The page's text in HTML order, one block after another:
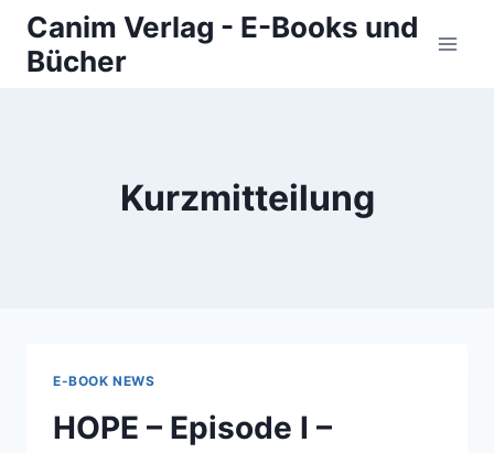
Zum
Inhalt
springen
Canim Verlag - E-Books und
Bücher
Kurzmitteilung
E-BOOK NEWS
HOPE – Episode I –